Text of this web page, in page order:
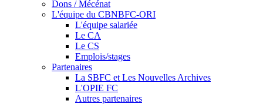
Dons / Mécénat
L'équipe du CBNBFC-ORI
L'équipe salariée
Le CA
Le CS
Emplois/stages
Partenaires
La SBFC et Les Nouvelles Archives
L'OPIE FC
Autres partenaires